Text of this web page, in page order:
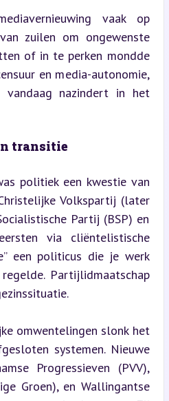
vaak op
zuilen om ongewenste
of in te perken mondde
en media-autonomie,
nazindert in het
transitie
politiek een kwestie van
Volkspartij (later
Partij (BSP) en
via cliëntelistische
een politicus die je werk
Partijlidmaatschap
omwentelingen slonk het
systemen. Nieuwe
Progressieven (PVV),
Groen), en Wallingantse